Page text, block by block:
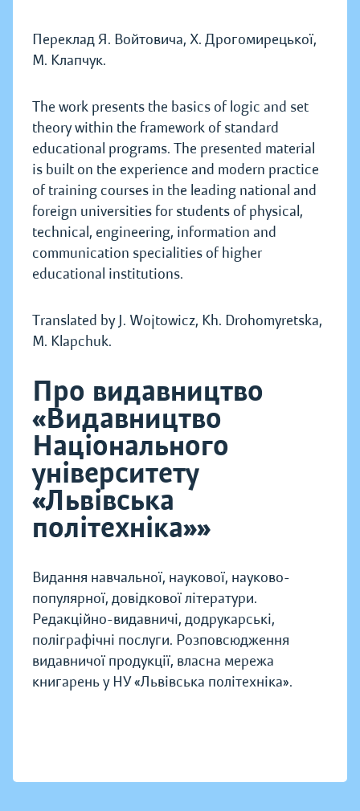
Переклад Я. Войтовича, Х. Дрогомирецької,
М. Клапчук.
The work presents the basics of logic and set
theory within the framework of standard
educational programs. The presented material
is built on the experience and modern practice
of training courses in the leading national and
foreign universities for students of physical,
technical, engineering, information and
communication specialities of higher
educational institutions.
Translated by J. Wojtowicz, Kh. Drohomyretska,
M. Klapchuk.
Про видавництво
«Видавництво
Національного
університету
«Львівська
політехніка»»
Видання навчальної, наукової, науково-
популярної, довідкової літератури.
Редакційно-видавничі, додрукарські,
поліграфічні послуги. Розповсюдження
видавничої продукції, власна мережа
книгарень у НУ «Львівська політехніка».